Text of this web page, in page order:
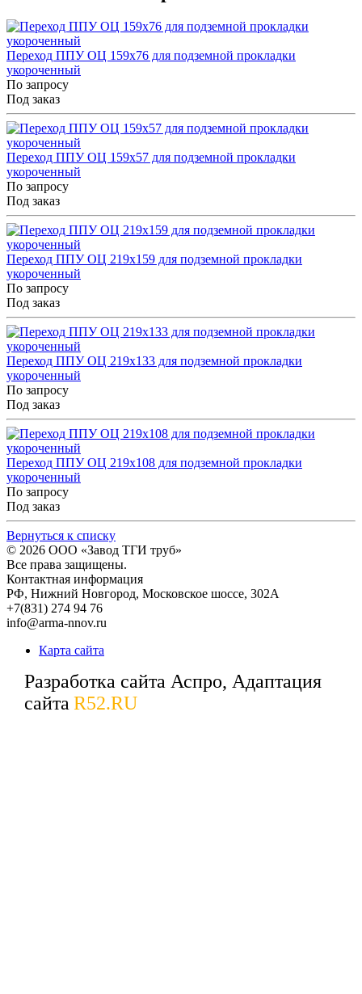
Переход ППУ ОЦ 159x76 для подземной прокладки
укороченный
По запросу
Под заказ
Переход ППУ ОЦ 159x57 для подземной прокладки
укороченный
По запросу
Под заказ
Переход ППУ ОЦ 219x159 для подземной прокладки
укороченный
По запросу
Под заказ
Переход ППУ ОЦ 219x133 для подземной прокладки
укороченный
По запросу
Под заказ
Переход ППУ ОЦ 219x108 для подземной прокладки
укороченный
По запросу
Под заказ
Вернуться к списку
© 2026 ООО «Завод ТГИ труб»
Все права защищены.
Контактная информация
РФ, Нижний Новгород, Московское шоссе, 302А
+7(831) 274 94 76
info@arma-nnov.ru
Карта сайта
Разработка сайта Аспро, Адаптация
сайта R52.RU